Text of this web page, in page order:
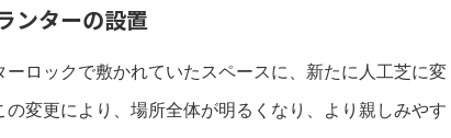
ンターの設置
ーロックで敷かれていたスペースに、新たに人工芝に変
の変更により、場所全体が明るくなり、より親しみやす